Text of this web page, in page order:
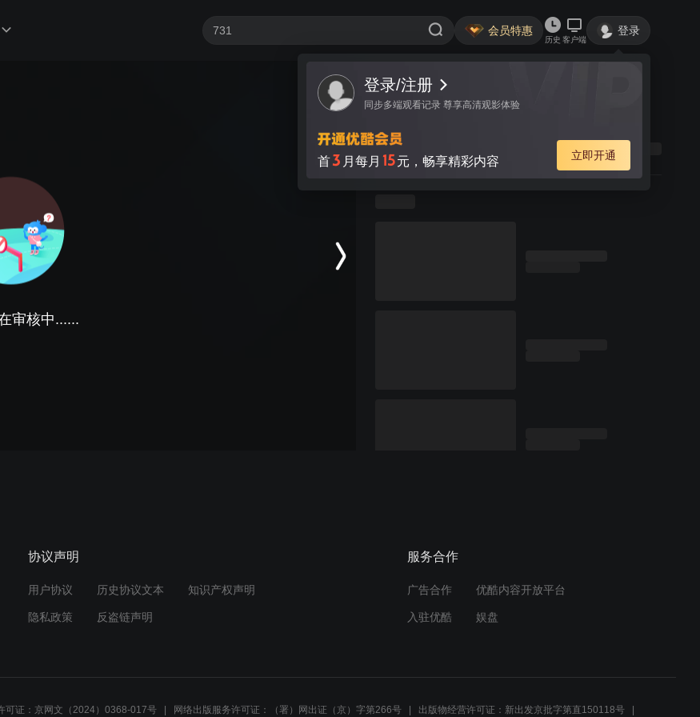
会员特惠
历史 客户端
登录
登录/注册
同步多端观看记录 尊享高清观影体验
首3 月每月 15元，畅享精彩内容 立即开通
审核中......
协议声明
用户协议 历史协议文本 知识产权声明
隐私政策 反盗链声明
服务合作
广告合作 优酷内容开放平台
入驻优酷 娱盘
可证：京网文（2024）0368-017号 网络出版服务许可证：（署）网出证（京）字第266号 出版物经营许可证：新出发京批字第直150118号